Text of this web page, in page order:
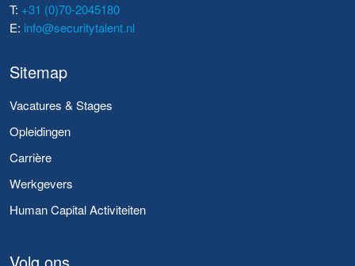
T: +31 (0)70-2045180
E: info@securitytalent.nl
Sitemap
Vacatures & Stages
Opleidingen
Carrière
Werkgevers
Human Capital Activiteiten